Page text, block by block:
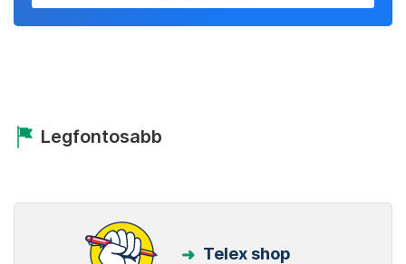
Legfontosabb
Telex shop